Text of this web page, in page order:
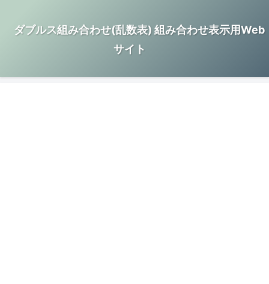
ダブルス組み合わせ(乱数表) 組み合わせ表示用Web
サイト